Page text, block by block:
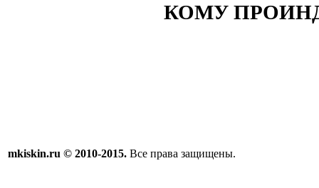
КОМУ
mkiskin.ru © 2010-2015. Все права защищены.